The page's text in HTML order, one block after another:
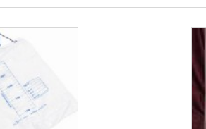
e gorr...